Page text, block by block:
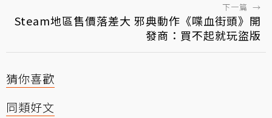
下一篇 →
Steam地區售價落差大 邪典動作《喋血街頭》開
發商：買不起就玩盜版
猜你喜歡
同類好文